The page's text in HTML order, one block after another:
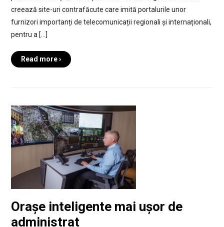
creează site-uri contrafăcute care imită portalurile unor
furnizori importanți de telecomunicații regionali și internaționali,
pentru a […]
Read more ›
Orașe inteligente mai ușor de
administrat